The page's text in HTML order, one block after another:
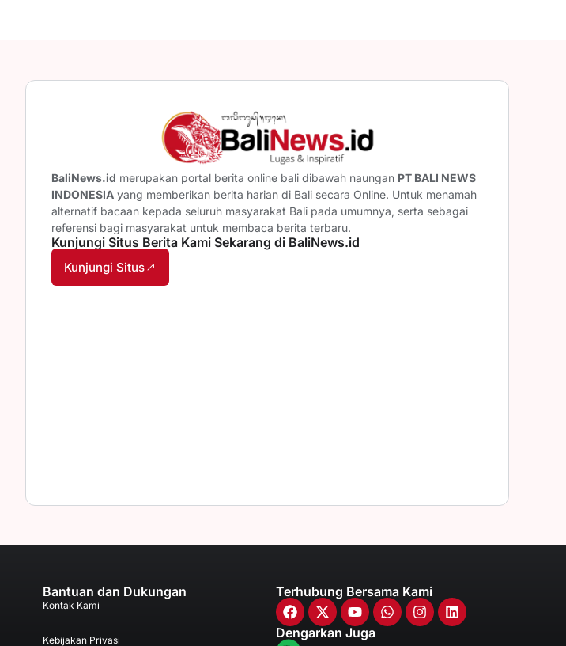
BaliNews.id merupakan portal berita online bali dibawah naungan PT BALI NEWS
INDONESIA yang memberikan berita harian di Bali secara Online. Untuk menamah
alternatif bacaan kepada seluruh masyarakat Bali pada umumnya, serta sebagai
referensi bagi masyarakat untuk membaca berita terbaru.
Kunjungi Situs Berita Kami Sekarang di BaliNews.id
Kunjungi Situs
Bantuan dan Dukungan
Kontak Kami
Kebijakan Privasi
Terhubung Bersama Kami
Dengarkan Juga